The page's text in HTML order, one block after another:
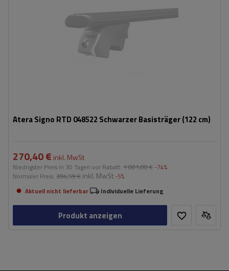
Atera Signo RTD 048522 Schwarzer Basisträger (122 cm)
270,40 € inkl. MwSt
Niedrigster Preis in 30 Tagen vor Rabatt: 1 081,00 € -74%
Normaler Preis: 284,59 € inkl. MwSt -5%
Aktuell nicht lieferbar
Individuelle Lieferung
Produkt anzeigen